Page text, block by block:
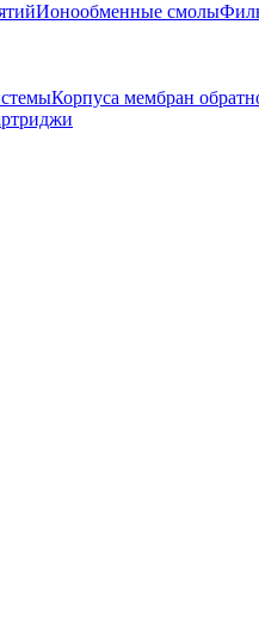
Ионообменные смолы
Корпуса мембран